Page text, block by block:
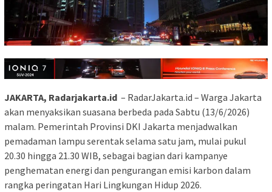
JAKARTA, Radarjakarta.id – RadarJakarta.id – Warga Jakarta
akan menyaksikan suasana berbeda pada Sabtu (13/6/2026)
malam. Pemerintah Provinsi DKI Jakarta menjadwalkan
pemadaman lampu serentak selama satu jam, mulai pukul
20.30 hingga 21.30 WIB, sebagai bagian dari kampanye
penghematan energi dan pengurangan emisi karbon dalam
rangka peringatan Hari Lingkungan Hidup 2026.